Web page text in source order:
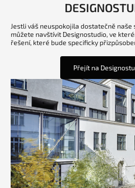
Jestli váš neuspokojila dostatečně naše
můžete navštívit Designostudio, ve
řešení, které bude specificky
Přejít na